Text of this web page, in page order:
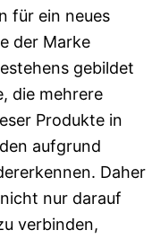
für ein neues
der Marke
gebildet
die mehrere
Produkte in
aufgrund
Daher
nur darauf
verbinden,